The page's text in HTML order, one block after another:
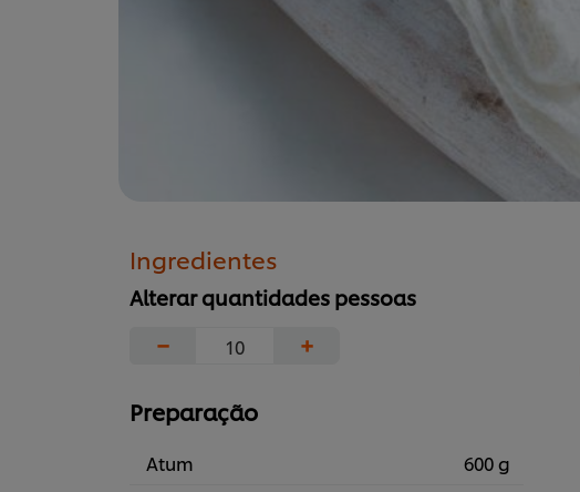
Ingredientes
Alterar quantidades pessoas
− +
Preparação
Atum
600 g